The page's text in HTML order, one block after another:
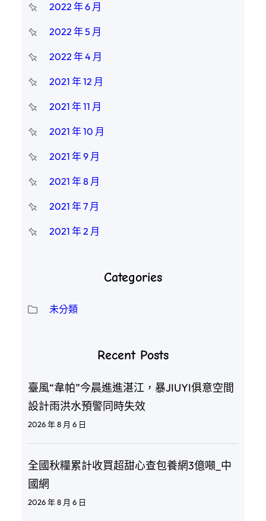
2022 年 6 月
2022 年 5 月
2022 年 4 月
2021 年 12 月
2021 年 11 月
2021 年 10 月
2021 年 9 月
2021 年 8 月
2021 年 7 月
2021 年 2 月
Categories
未分類
Recent Posts
臺風“韋帕”今晨進進湛江，暴JIUYI俱意空間
設計雨洪水預警同時失效
2026 年 8 月 6 日
全國秋糧累計收買超甜心查包養網3億噸_中
國網
2026 年 8 月 6 日